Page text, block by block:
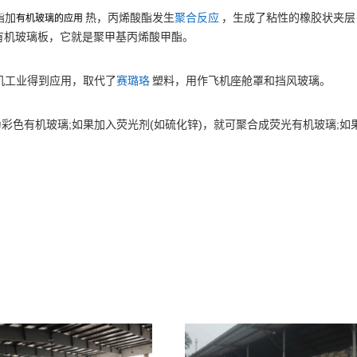
加有机玻璃的应用 热，丙烯酸酯发生聚合反应 ，生成了粘性的橡胶状夹
玻璃板，它就是聚甲基丙烯酸甲酯。
业得到应用，取代了赛璐珞 塑料，用作飞机座舱罩和挡风玻璃。
色有机玻璃;如果加入荧光剂 (如硫化锌) ，就可聚合成荧光有机玻璃;如